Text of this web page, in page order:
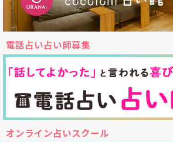
電話占い占い師募集
オンライン占いスクール